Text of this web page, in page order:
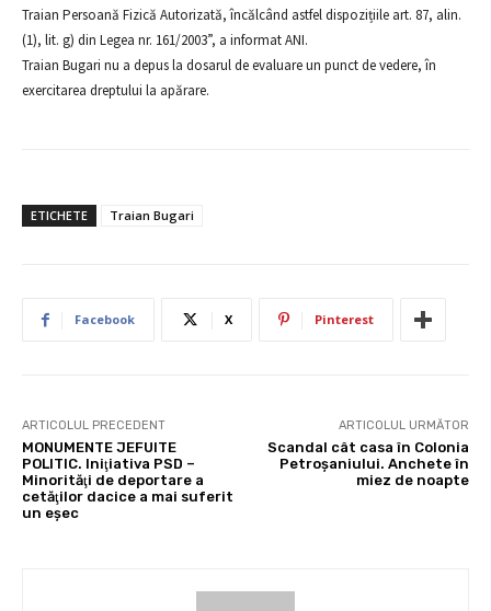
Traian Persoană Fizică Autorizată, încălcând astfel dispozițiile art. 87, alin.
(1), lit. g) din Legea nr. 161/2003”, a informat ANI.
Traian Bugari nu a depus la dosarul de evaluare un punct de vedere, în
exercitarea dreptului la apărare.
ETICHETE Traian Bugari
Facebook X Pinterest
ARTICOLUL PRECEDENT
MONUMENTE JEFUITE
POLITIC. Iniţiativa PSD –
Minorităţi de deportare a
cetăţilor dacice a mai suferit
un eşec
ARTICOLUL URMĂTOR
Scandal cât casa în Colonia
Petroșaniului. Anchete în
miez de noapte